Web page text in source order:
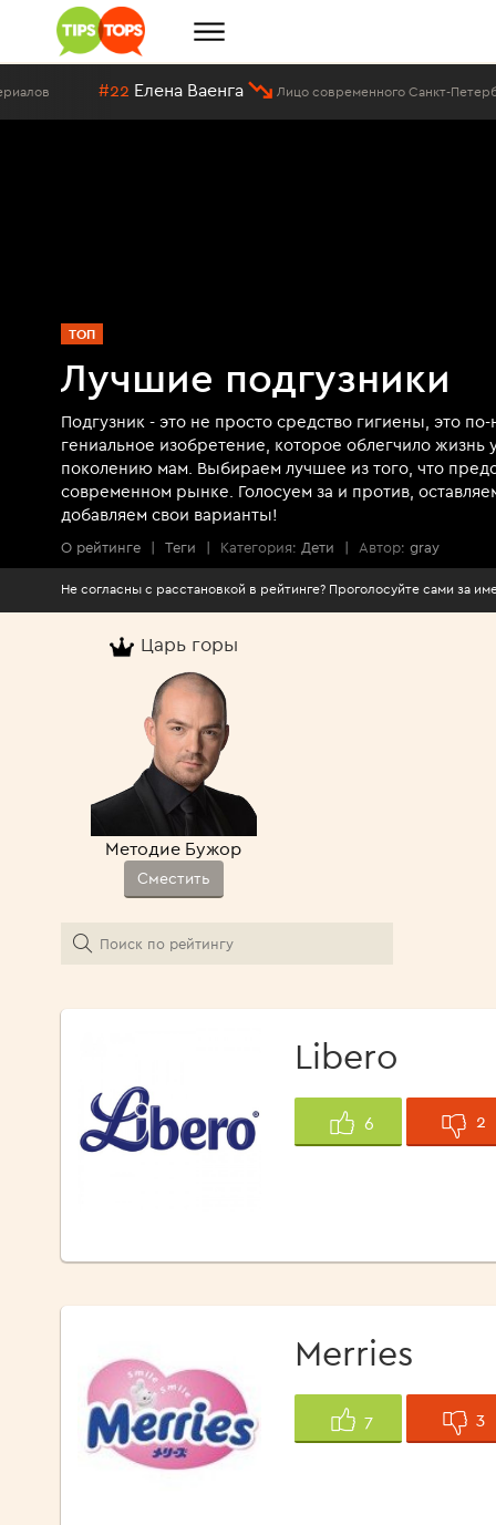
#22 Елена Ваенга Лицо современного Санкт-Петербурга
ТОП
Лучшие подгузники
Подгузник - это не просто средство гигиены, это
гениальное изобретение, которое облегчило жизнь
поколению мам. Выбираем лучшее из того, что
современном рынке. Голосуем за и против,
добавляем свои варианты!
О рейтинге | Теги | Категория: Дети | Автор: gray
Не согласны с расстановкой в рейтинге?
Царь горы
Методие Бужор
Сместить
Libero
6 2
Merries
7 3